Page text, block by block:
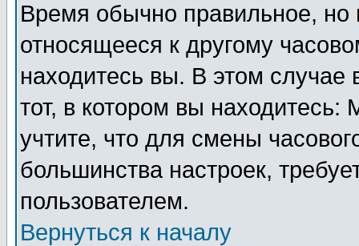
Время обычно правильное,
относящееся к другому
находитесь вы. В этом
тот, в котором вы
учтите, что для смены
большинства настроек,
пользователем.
Вернуться к началу